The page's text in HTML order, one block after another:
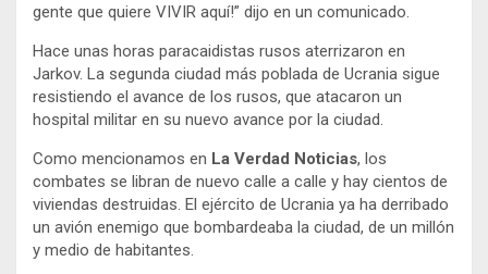
gente que quiere VIVIR aquí!” dijo en un comunicado.
Hace unas horas paracaidistas rusos aterrizaron en
Jarkov. La segunda ciudad más poblada de Ucrania sigue
resistiendo el avance de los rusos, que atacaron un
hospital militar en su nuevo avance por la ciudad.
Como mencionamos en La Verdad Noticias, los
combates se libran de nuevo calle a calle y hay cientos de
viviendas destruidas. El ejército de Ucrania ya ha derribado
un avión enemigo que bombardeaba la ciudad, de un millón
y medio de habitantes.